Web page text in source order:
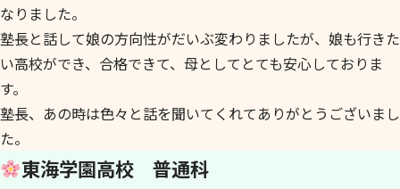
なりました。
塾長と話して娘の方向性がだいぶ変わりましたが、娘も行きた
い高校ができ、合格できて、母としてとても安心しておりま
す。
塾長、あの時は色々と話を聞いてくれてありがとうございまし
た。
東海学園高校 普通科